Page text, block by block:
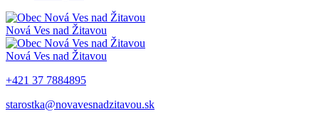
Nová Ves nad Žitavou
Nová Ves nad Žitavou
+421 37 7884895
starostka@novavesnadzitavou.sk